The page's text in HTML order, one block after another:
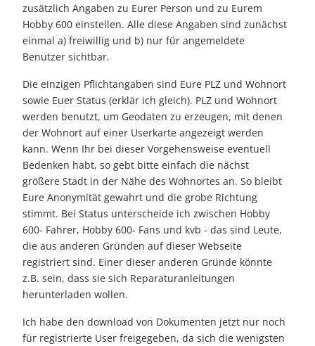
zusätzlich Angaben zu Eurer Person und zu Eurem
Hobby 600 einstellen. Alle diese Angaben sind zunächst
einmal a) freiwillig und b) nur für angemeldete
Benutzer sichtbar.
Die einzigen Pflichtangaben sind Eure PLZ und Wohnort
sowie Euer Status (erklär ich gleich). PLZ und Wohnort
werden benutzt, um Geodaten zu erzeugen, mit denen
der Wohnort auf einer Userkarte angezeigt werden
kann. Wenn Ihr bei dieser Vorgehensweise eventuell
Bedenken habt, so gebt bitte einfach die nächst
größere Stadt in der Nähe des Wohnortes an. So bleibt
Eure Anonymität gewahrt und die grobe Richtung
stimmt. Bei Status unterscheide ich zwischen Hobby
600- Fahrer, Hobby 600- Fans und kvb - das sind Leute,
die aus anderen Gründen auf dieser Webseite
registriert sind. Einer dieser anderen Gründe könnte
z.B. sein, dass sie sich Reparaturanleitungen
herunterladen wollen.
Ich habe den download von Dokumenten jetzt nur noch
für registrierte User freigegeben, da sich die wenigsten